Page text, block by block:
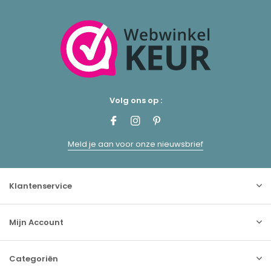
Volg ons op :
Meld je aan voor onze nieuwsbrief
Klantenservice
Mijn Account
Categoriën